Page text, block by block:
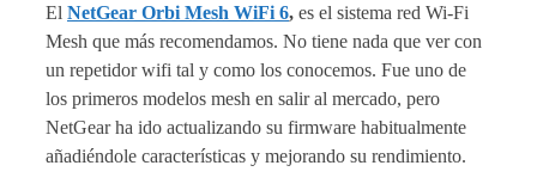
El NetGear Orbi Mesh WiFi 6, es el sistema red Wi-Fi
Mesh que más recomendamos. No tiene nada que ver con
un repetidor wifi tal y como los conocemos. Fue uno de
los primeros modelos mesh en salir al mercado, pero
NetGear ha ido actualizando su firmware habitualmente
añadiéndole características y mejorando su rendimiento.